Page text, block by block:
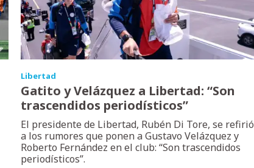
Libertad
Gatito y Velázquez a Libertad: “Son
trascendidos periodísticos”
El presidente de Libertad, Rubén Di Tore, se refirió
a los rumores que ponen a Gustavo Velázquez y
Roberto Fernández en el club: “Son trascendidos
periodísticos”.